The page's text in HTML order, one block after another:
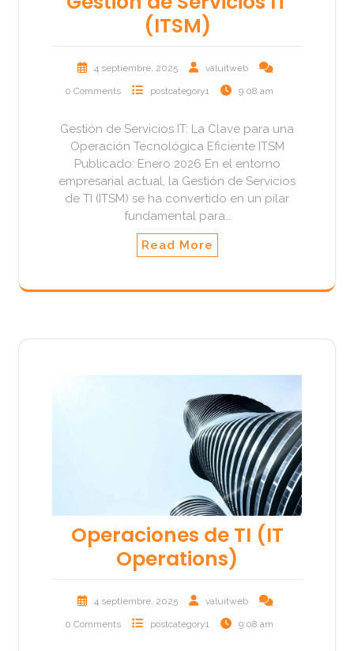
(ITSM)
4 septiembre, 2025 valuitweb
0 Comments postcategory1 9:08 am
Gestión de Servicios IT: La Clave para una
Operación Tecnológica Eficiente ITSM
Publicado: Enero 2026 En el entorno
empresarial actual, la Gestión de Servicios
de TI (ITSM) se ha convertido en un pilar
fundamental para…
Read More
Operaciones de TI (IT
Operations)
4 septiembre, 2025 valuitweb
0 Comments postcategory1 9:08 am